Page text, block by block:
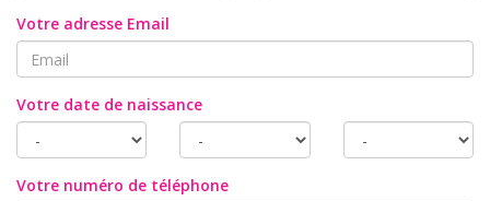
Votre adresse Email
Votre date de naissance
Votre numéro de téléphone